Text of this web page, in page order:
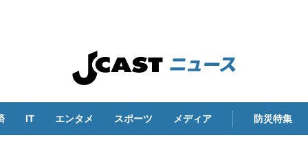
IT エンタメ スポーツ メディア 防災特集